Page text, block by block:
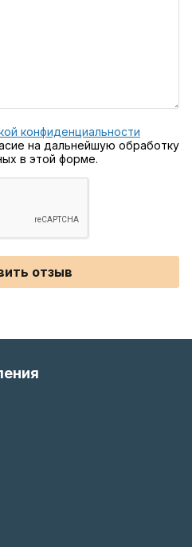
конфиденциальности
на дальнейшую обработку
в этой форме.
отзыв